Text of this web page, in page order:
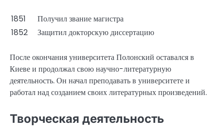
1851
Получил звание магистра
1852
Защитил докторскую диссертацию
После окончания университета Полонский оставался в
Киеве и продолжал свою научно-литературную
деятельность. Он начал преподавать в университете и
работал над созданием своих литературных произведений.
Творческая деятельность